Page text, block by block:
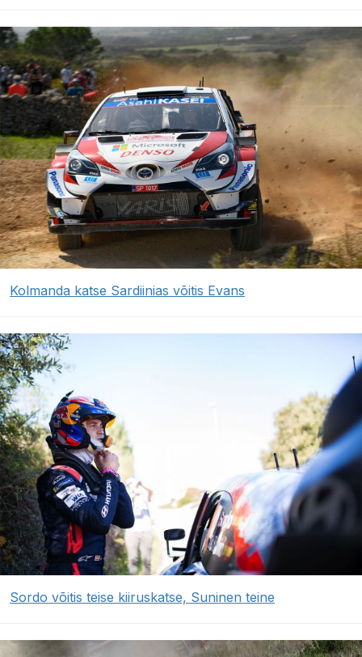
Kolmanda katse Sardiinias võitis Evans
Sordo võitis teise kiiruskatse, Suninen teine